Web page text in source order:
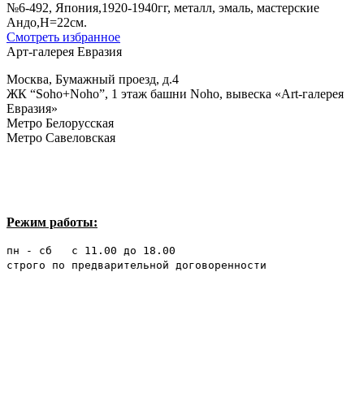
№6-492, Япония,1920-1940гг, металл, эмаль, мастерские
Андо,Н=22см.
Смотреть избранное
Арт-галерея Евразия
Москва, Бумажный проезд, д.4
ЖК “Soho+Noho”, 1 этаж башни Noho, вывеска «Art-галерея
Евразия»
Метро Белорусская
Метро Савеловская
Режим работы:
пн - сб с 11.00 до 18.00
строго по предварительной договоренности